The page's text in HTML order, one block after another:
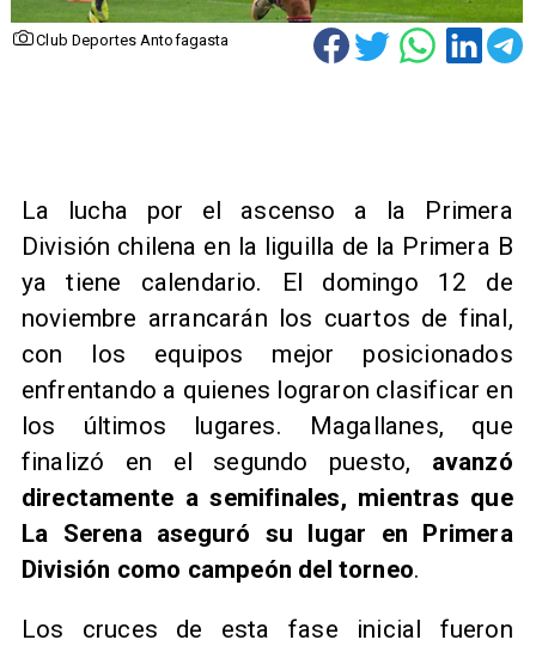
Club Deportes Antofagasta
La lucha por el ascenso a la Primera
División chilena en la liguilla de la Primera B
ya tiene calendario. El domingo 12 de
noviembre arrancarán los cuartos de final,
con los equipos mejor posicionados
enfrentando a quienes lograron clasificar en
los últimos lugares. Magallanes, que
finalizó en el segundo puesto, avanzó
directamente a semifinales, mientras que
La Serena aseguró su lugar en Primera
División como campeón del torneo.
Los cruces de esta fase inicial fueron